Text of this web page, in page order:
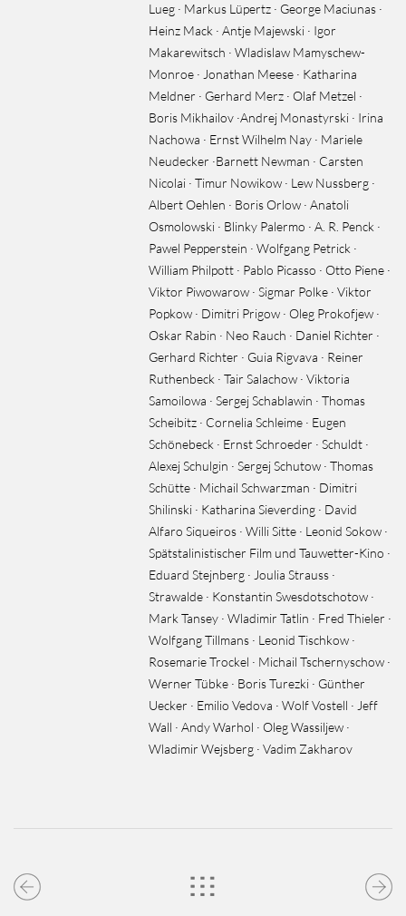
Lueg · Markus Lüpertz · George Maciunas ·
Heinz Mack · Antje Majewski · Igor
Makarewitsch · Wladislaw Mamyschew-
Monroe · Jonathan Meese · Katharina
Meldner · Gerhard Merz · Olaf Metzel ·
Boris Mikhailov ·Andrej Monastyrski · Irina
Nachowa · Ernst Wilhelm Nay · Mariele
Neudecker ·Barnett Newman · Carsten
Nicolai · Timur Nowikow · Lew Nussberg ·
Albert Oehlen · Boris Orlow · Anatoli
Osmolowski · Blinky Palermo · A. R. Penck ·
Pawel Pepperstein · Wolfgang Petrick ·
William Philpott · Pablo Picasso · Otto Piene ·
Viktor Piwowarow · Sigmar Polke · Viktor
Popkow · Dimitri Prigow · Oleg Prokofjew ·
Oskar Rabin · Neo Rauch · Daniel Richter ·
Gerhard Richter · Guia Rigvava · Reiner
Ruthenbeck · Tair Salachow · Viktoria
Samoilowa · Sergej Schablawin · Thomas
Scheibitz · Cornelia Schleime · Eugen
Schönebeck · Ernst Schroeder · Schuldt ·
Alexej Schulgin · Sergej Schutow · Thomas
Schütte · Michail Schwarzman · Dimitri
Shilinski · Katharina Sieverding · David
Alfaro Siqueiros · Willi Sitte · Leonid Sokow ·
Spätstalinistischer Film und Tauwetter-Kino ·
Eduard Stejnberg · Joulia Strauss ·
Strawalde · Konstantin Swesdotschotow ·
Mark Tansey · Wladimir Tatlin · Fred Thieler ·
Wolfgang Tillmans · Leonid Tischkow ·
Rosemarie Trockel · Michail Tschernyschow ·
Werner Tübke · Boris Turezki · Günther
Uecker · Emilio Vedova · Wolf Vostell · Jeff
Wall · Andy Warhol · Oleg Wassiljew ·
Wladimir Wejsberg · Vadim Zakharov